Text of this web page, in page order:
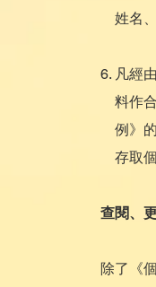
姓名
6. 凡經
料作合
例》的
存取個
查閱、
除了《